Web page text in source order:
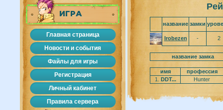
название замки
Irobezen - 2
название замка
имя
профессия
1. DDT... Hunter
ИГРА
Главная страница
Новости и события
Файлы для игры
Регистрация
Личный кабинет
Правила сервера